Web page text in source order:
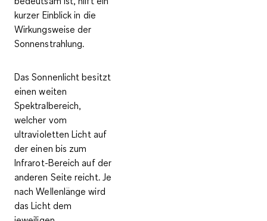
kurzer Einblick in die
Wirkungsweise der
Sonnenstrahlung.
Das Sonnenlicht besitzt
einen weiten
Spektralbereich,
welcher vom
ultravioletten Licht auf
der einen bis zum
Infrarot-Bereich auf der
anderen Seite reicht. Je
nach Wellenlänge wird
das Licht dem